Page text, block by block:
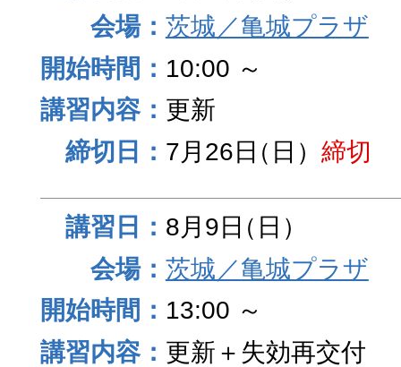
茨城／亀城プラザ
10:00 ～
更新
7月26日（日） 締切
8月9日（日）
茨城／亀城プラザ
13:00 ～
更新＋失効再交付